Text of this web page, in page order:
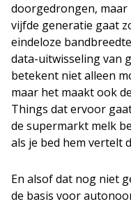
doorgedrongen, maar
vijfde generatie gaat
eindeloze
data-uitwisseling van
betekent niet alleen
maar het maakt ook
Things dat ervoor
de supermarkt melk
als je bed hem vertelt
En alsof dat nog niet
de basis voor